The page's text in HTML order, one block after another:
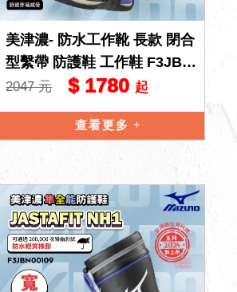
美津濃- 防水工作靴 長款 閉合
型繫帶 防護鞋 工作鞋 F3JBN
90109
2047 元 $ 1780 起
查看更多